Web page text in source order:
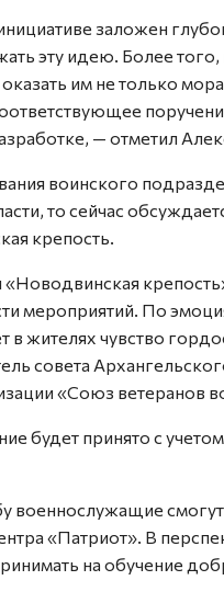
заложен
эту идею. Более
им не только
— отметил
воинского
то сейчас
крепость.
мероприятий. По
жителях чувство
совета
«Союз ветеранов
будет принято с
военнослужащие
«Патриот». В
на обучение